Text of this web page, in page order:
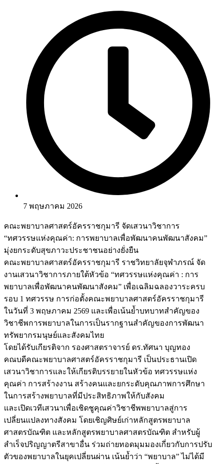
7 พฤษภาคม 2026
คณะพยาบาลศาสตร์อัครราชกุมารี จัดเสวนาวิชาการ
“ทศวรรษแห่งคุณค่า: การพยาบาลเพื่อพัฒนาคนพัฒนาสังคม”
มุ่งยกระดับสุขภาวะประชาชนอย่างยั่งยืน
คณะพยาบาลศาสตร์อัครราชกุมารี ราชวิทยาลัยจุฬาภรณ์ จัด
งานเสวนาวิชาการภายใต้หัวข้อ “ทศวรรษแห่งคุณค่า : การ
พยาบาลเพื่อพัฒนาคนพัฒนาสังคม” เพื่อเฉลิมฉลองวาระครบ
รอบ 1 ทศวรรษ การก่อตั้งคณะพยาบาลศาสตร์อัครราชกุมารี
ในวันที่ 3 พฤษภาคม 2569 และเพื่อเน้นย้ำบทบาทสำคัญของ
วิชาชีพการพยาบาลในการเป็นรากฐานสำคัญของการพัฒนา
ทรัพยากรมนุษย์และสังคมไทย
โดยได้รับเกียรติจาก รองศาสตราจารย์ ดร.ทัศนา บุญทอง
คณบดีคณะพยาบาลศาสตร์อัครราชกุมารี เป็นประธานเปิด
เสวนาวิชาการและให้เกียรติบรรยายในหัวข้อ ทศวรรษแห่ง
คุณค่า การสร้างงาน สร้างคนและยกระดับคุณภาพการศึกษา
ในการสร้างพยาบาลที่มีประสิทธิภาพให้กับสังคม
และเปิดเวทีเสวนาเพื่อเชิดชูคุณค่าวิชาชีพพยาบาลสู่การ
เปลี่ยนแปลงทางสังคม โดยเชิญศิษย์เก่าหลักสูตรพยาบาล
ศาสตรบัณฑิต และหลักสูตรพยาบาลศาสตรบัณฑิต สำหรับผู้
สำเร็จปริญญาตรีสาขาอื่น ร่วมถ่ายทอดมุมมองเกี่ยวกับการปรับ
ตัวของพยาบาลในยุคเปลี่ยนผ่าน เน้นย้ำว่า “พยาบาล” ไม่ได้มี